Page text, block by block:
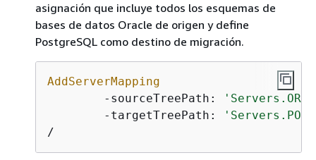
asignación que incluye todos los esquemas de
bases de datos Oracle de origen y define
PostgreSQL como destino de migración.
AddServerMapping
	-sourceTreePath:
	-targetTreePath:
/